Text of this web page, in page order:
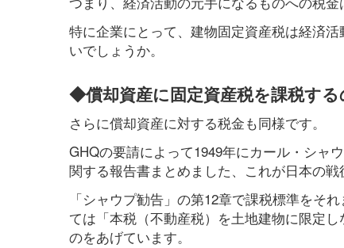
特に企業にとって、建物固定資産税は経済
いでしょうか。
◆償却資産に固定資産税を課税する
さらに償却資産に対する税金も同様です。
GHQの要請によって1949年にカール・シャ
関する報告書まとめました、これが日本の戦
「シャウプ勧告」の第12章で課税標準をそ
ては「本税（不動産税）を土地建物に限定
のをあげています。